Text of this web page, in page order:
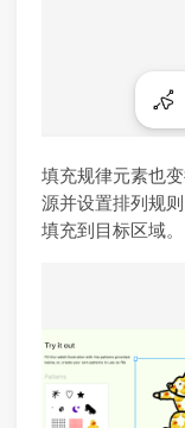
填充规律元素也
源并设置排列规
填充到目标区域。